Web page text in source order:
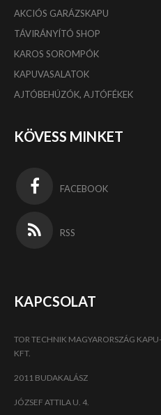
AKCIÓS GARÁZSKAPU
TÁVIRÁNYÍTÓ SHOP
KAROS SOROMPÓK
KAPUVASALATOK
AJTÓBEHÚZÓK, AJTÓFÉKEK
KÖVESS MINKET
FACEBOOK
RSS
KAPCSOLAT
TOR TECHNIK MAGYARORSZÁG
KFT.
2011 BUDAKALÁSZ
JÓZSEF ATTILA U. 4.